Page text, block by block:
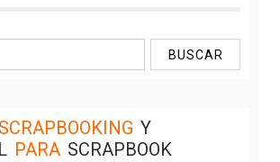
SCRAPBOOKING Y
PARA SCRAPBOOK